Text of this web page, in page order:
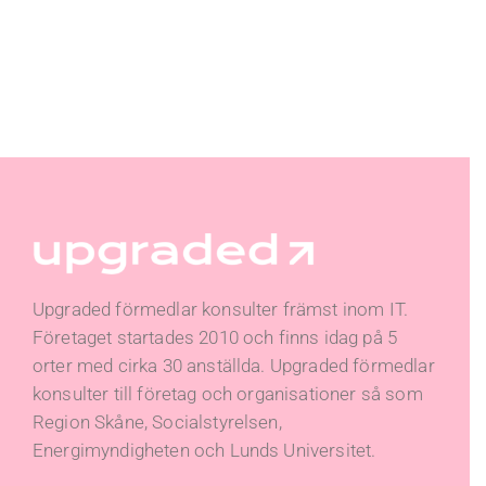
Upgraded förmedlar konsulter främst inom IT.
Företaget startades 2010 och finns idag på 5
orter med cirka 30 anställda. Upgraded förmedlar
konsulter till företag och organisationer så som
Region Skåne, Socialstyrelsen,
Energimyndigheten och Lunds Universitet.